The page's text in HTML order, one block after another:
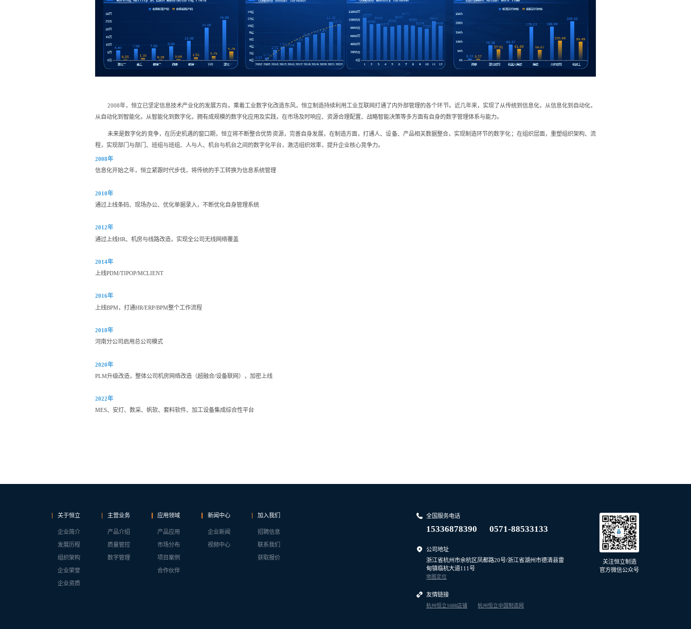
2008年，恒立已坚定信息技术产业化的发展方向。乘着工业数字化改造东风，恒立制造持续利用工业互联网打通了内外部管理的各个环节。近几年来，实现了从传统到信息化，从信息化到自动化，
从自动化到智能化，从智能化到数字化，拥有成规模的数字化应用及实践，在市场及时响应、资源合理配置、战略智能决策等多方面有自身的数字管理体系与能力。
未来是数字化的竞争，在历史机遇的窗口期，恒立将不断整合优势资源，完善自身发展，在制造方面，打通人、设备、产品相关数据整合，实现制造环节的数字化；在组织层面，重塑组织架构、流
程，实现部门与部门、班组与班组、人与人、机台与机台之间的数字化平台，激活组织效率，提升企业核心竞争力。
2008年
信息化开始之年，恒立紧跟时代步伐，将传统的手工转换为信息系统管理
2010年
通过上线条码、现场办公、优化单据录入，不断优化自身管理系统
2012年
通过上线HR、机房与线路改造，实现全公司无线网络覆盖
2014年
上线PDM/TIPOP/MCLIENT
2016年
上线BPM，打通HR/ERP/BPM整个工作流程
2018年
河南分公司启用总公司模式
2020年
PLM升级改造，整体公司机房网络改造（超融合/设备联网），加密上线
2022年
MES、安灯、数采、帆软、套料软件、加工设备集成综合性平台
关于恒立
企业简介
发展历程
组织架构
企业荣誉
企业资质
主营业务
产品介绍
质量管控
数字管理
应用领域
产品应用
市场分布
项目案例
合作伙伴
新闻中心
企业新闻
视频中心
加入我们
招聘信息
联系我们
获取报价
全国服务电话
15336878390 0571-88533133
公司地址
浙江省杭州市余杭区凤都路20号/浙江省湖州市德清县雷
甸镇临杭大道111号
地图定位
友情链接
杭州恒立1688店铺 杭州恒立中国制造网
关注恒立制造
官方微信公众号